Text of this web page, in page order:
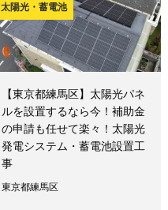
太陽光・蓄電池
【東京都練馬区】太陽光パネ
ルを設置するなら今！補助金
の申請も任せて楽々！太陽光
発電システム・蓄電池設置工
事
東京都練馬区